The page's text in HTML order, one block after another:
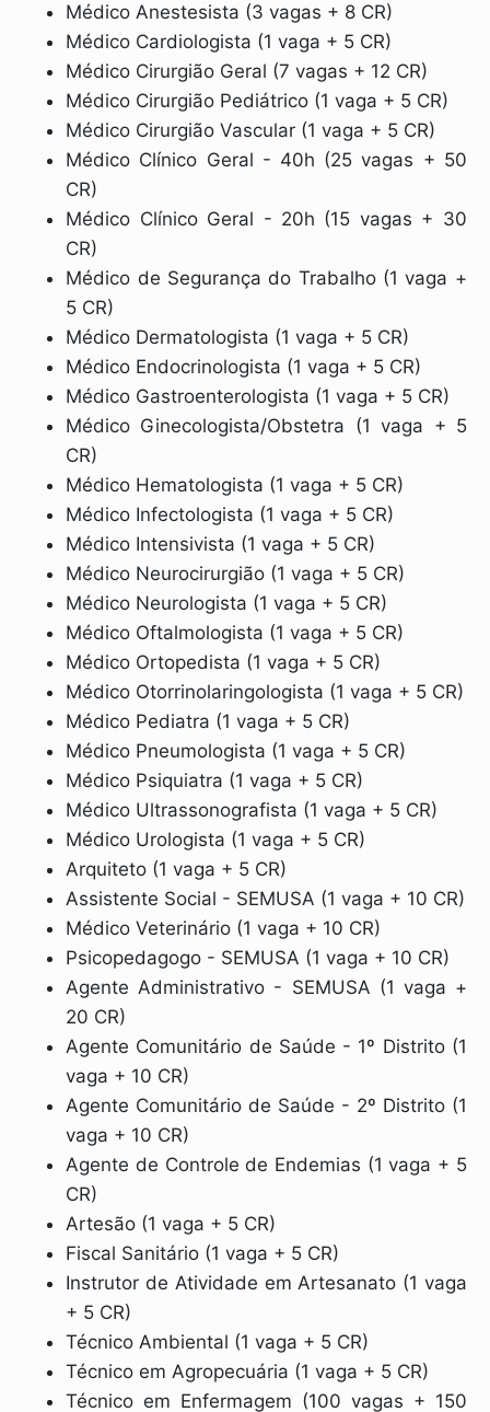
Médico Anestesista (3 vagas + 8 CR)
Médico Cardiologista (1 vaga + 5 CR)
Médico Cirurgião Geral (7 vagas + 12 CR)
Médico Cirurgião Pediátrico (1 vaga + 5 CR)
Médico Cirurgião Vascular (1 vaga + 5 CR)
Médico Clínico Geral - 40h (25 vagas + 50
CR)
Médico Clínico Geral - 20h (15 vagas + 30
CR)
Médico de Segurança do Trabalho (1 vaga +
5 CR)
Médico Dermatologista (1 vaga + 5 CR)
Médico Endocrinologista (1 vaga + 5 CR)
Médico Gastroenterologista (1 vaga + 5 CR)
Médico Ginecologista/Obstetra (1 vaga + 5
CR)
Médico Hematologista (1 vaga + 5 CR)
Médico Infectologista (1 vaga + 5 CR)
Médico Intensivista (1 vaga + 5 CR)
Médico Neurocirurgião (1 vaga + 5 CR)
Médico Neurologista (1 vaga + 5 CR)
Médico Oftalmologista (1 vaga + 5 CR)
Médico Ortopedista (1 vaga + 5 CR)
Médico Otorrinolaringologista (1 vaga + 5 CR)
Médico Pediatra (1 vaga + 5 CR)
Médico Pneumologista (1 vaga + 5 CR)
Médico Psiquiatra (1 vaga + 5 CR)
Médico Ultrassonografista (1 vaga + 5 CR)
Médico Urologista (1 vaga + 5 CR)
Arquiteto (1 vaga + 5 CR)
Assistente Social - SEMUSA (1 vaga + 10 CR)
Médico Veterinário (1 vaga + 10 CR)
Psicopedagogo - SEMUSA (1 vaga + 10 CR)
Agente Administrativo - SEMUSA (1 vaga +
20 CR)
Agente Comunitário de Saúde - 1º Distrito (1
vaga + 10 CR)
Agente Comunitário de Saúde - 2º Distrito (1
vaga + 10 CR)
Agente de Controle de Endemias (1 vaga + 5
CR)
Artesão (1 vaga + 5 CR)
Fiscal Sanitário (1 vaga + 5 CR)
Instrutor de Atividade em Artesanato (1 vaga
+ 5 CR)
Técnico Ambiental (1 vaga + 5 CR)
Técnico em Agropecuária (1 vaga + 5 CR)
Técnico em Enfermagem (100 vagas + 150